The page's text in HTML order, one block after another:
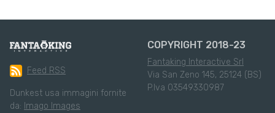
Feed RSS
Dunkest usa immagini fornite
da: Imago Images
COPYRIGHT 2018-23
Fantaking Interactive Srl
Via San Zeno 145, 25124 (BS)
P.Iva 03549330987